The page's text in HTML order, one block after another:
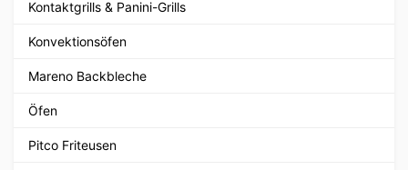
Kontaktgrills & Panini-Grills
Konvektionsöfen
Mareno Backbleche
Öfen
Pitco Friteusen